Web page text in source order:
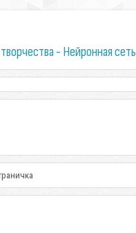
- Нейронная сеть